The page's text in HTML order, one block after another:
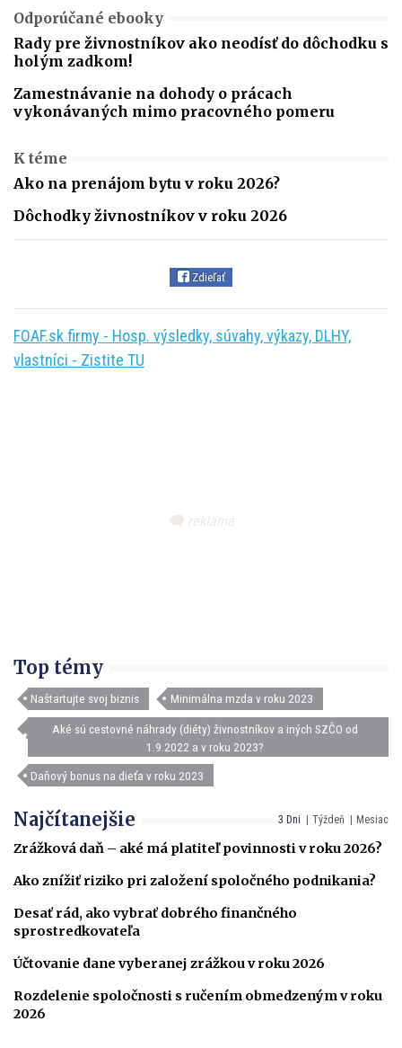
Odporúčané ebooky
Rady pre živnostníkov ako neodísť do dôchodku s
holým zadkom!
Zamestnávanie na dohody o prácach
vykonávaných mimo pracovného pomeru
K téme
Ako na prenájom bytu v roku 2026?
Dôchodky živnostníkov v roku 2026
Zdieľať
FOAF.sk firmy - Hosp. výsledky, súvahy, výkazy, DLHY,
vlastníci - Zistite TU
Top témy
Naštartujte svoj biznis Minimálna mzda v roku 2023
Aké sú cestovné náhrady (diéty) živnostníkov a iných SZČO od
1.9.2022 a v roku 2023?
Daňový bonus na dieťa v roku 2023
3 Dni Týždeň Mesiac
Najčítanejšie
Zrážková daň – aké má platiteľ povinnosti v roku 2026?
Ako znížiť riziko pri založení spoločného podnikania?
Desať rád, ako vybrať dobrého finančného
sprostredkovateľa
Účtovanie dane vyberanej zrážkou v roku 2026
Rozdelenie spoločnosti s ručením obmedzeným v roku
2026